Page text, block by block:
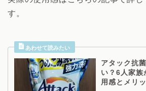
す。
アタック抗
い？6人家族
用感とメリ